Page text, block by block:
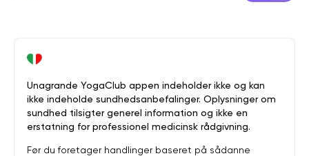
Unagrande YogaClub appen indeholder ikke og kan
ikke indeholde sundhedsanbefalinger. Oplysninger om
sundhed tilsigter generel information og ikke en
erstatning for professionel medicinsk rådgivning.
Før du foretager handlinger baseret på sådanne